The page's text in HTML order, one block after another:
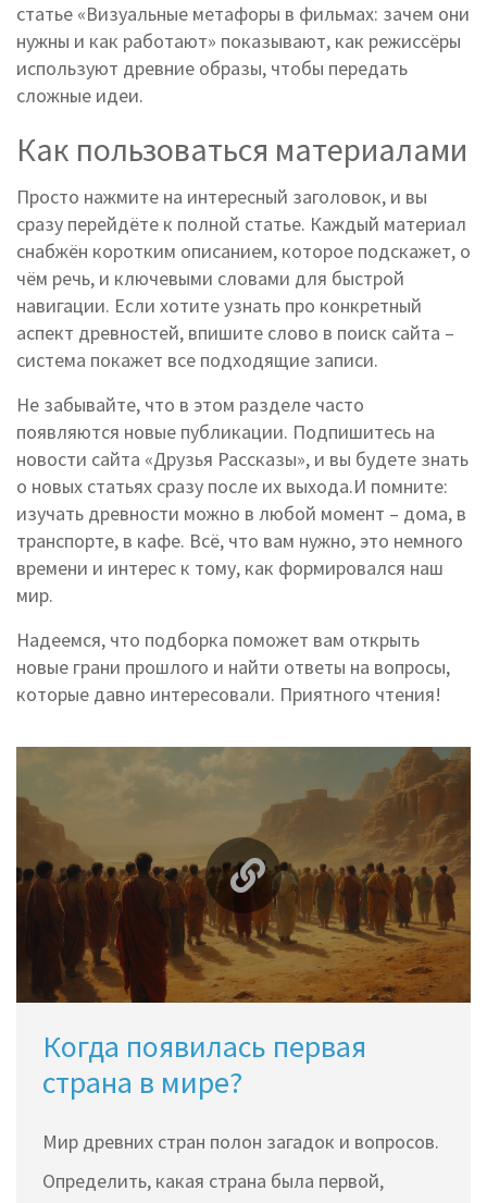
статье «Визуальные метафоры в фильмах: зачем они
нужны и как работают» показывают, как режиссёры
используют древние образы, чтобы передать
сложные идеи.
Как пользоваться материалами
Просто нажмите на интересный заголовок, и вы
сразу перейдёте к полной статье. Каждый материал
снабжён коротким описанием, которое подскажет, о
чём речь, и ключевыми словами для быстрой
навигации. Если хотите узнать про конкретный
аспект древностей, впишите слово в поиск сайта –
система покажет все подходящие записи.
Не забывайте, что в этом разделе часто
появляются новые публикации. Подпишитесь на
новости сайта «Друзья Рассказы», и вы будете знать
о новых статьях сразу после их выхода.И помните:
изучать древности можно в любой момент – дома, в
транспорте, в кафе. Всё, что вам нужно, это немного
времени и интерес к тому, как формировался наш
мир.
Надеемся, что подборка поможет вам открыть
новые грани прошлого и найти ответы на вопросы,
которые давно интересовали. Приятного чтения!
Когда появилась первая
страна в мире?
Мир древних стран полон загадок и вопросов.
Определить, какая страна была первой,